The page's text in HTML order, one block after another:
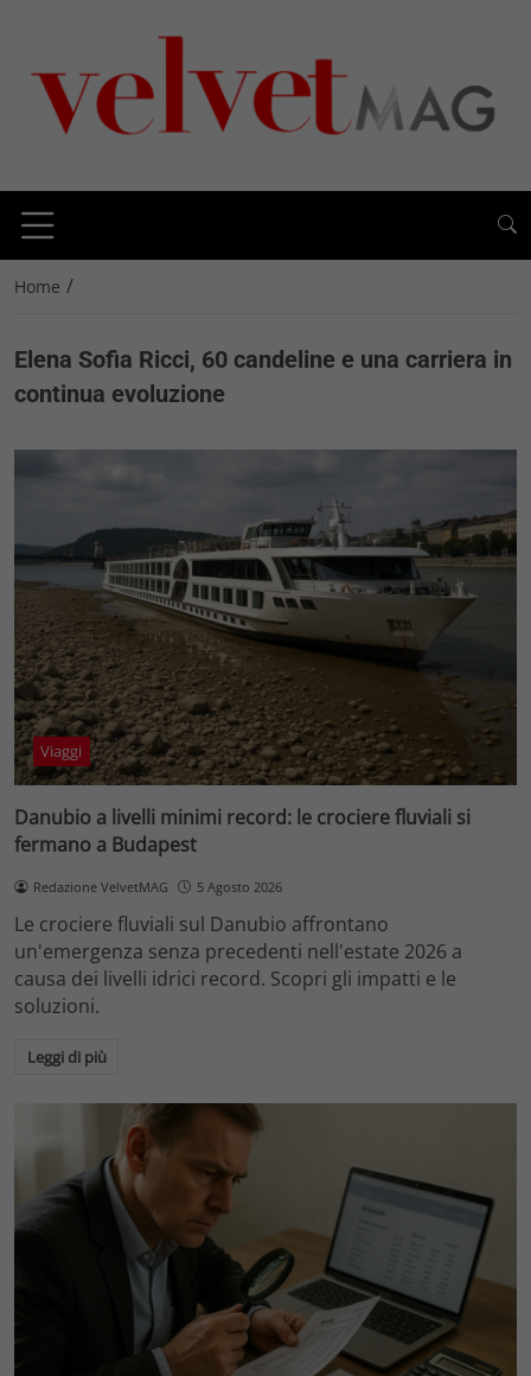
Home /
Elena Sofia Ricci, 60 candeline e una carriera in
continua evoluzione
Viaggi
Danubio a livelli minimi record: le crociere fluviali si
fermano a Budapest
Redazione VelvetMAG 5 Agosto 2026
Le crociere fluviali sul Danubio affrontano
un'emergenza senza precedenti nell'estate 2026 a
causa dei livelli idrici record. Scopri gli impatti e le
soluzioni.
Leggi di più